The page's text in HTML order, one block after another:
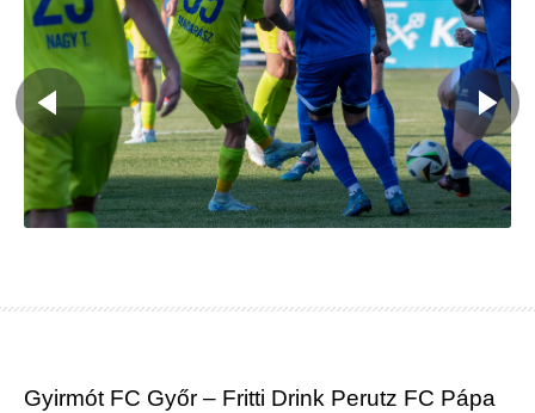
Gyirmót FC Győr – Fritti Drink Perutz FC Pápa